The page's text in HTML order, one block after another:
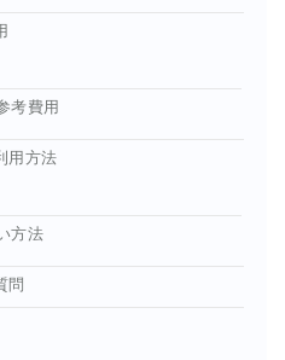
考費用
用方法
方法
問